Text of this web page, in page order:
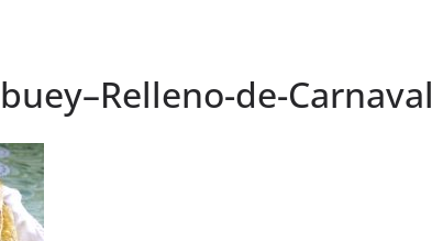
de-Carnaval